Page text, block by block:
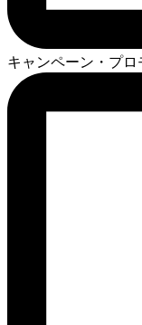
キャンペーン・プロ